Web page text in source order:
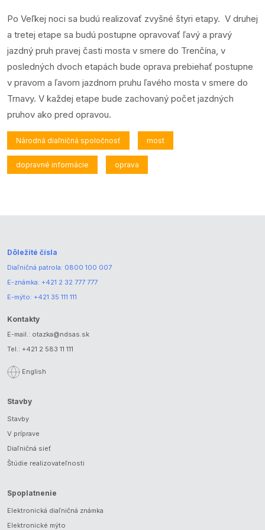
Po Veľkej noci sa budú realizovať zvyšné štyri etapy. V druhej
a tretej etape sa budú postupne opravovať ľavý a pravý
jazdný pruh pravej časti mosta v smere do Trenčína, v
posledných dvoch etapách bude oprava prebiehať postupne
v pravom a ľavom jazdnom pruhu ľavého mosta v smere do
Trnavy. V každej etape bude zachovaný počet jazdných
pruhov ako pred opravou.
Národná diaľničná spoločnosť most
dopravné informácie oprava
Dôležité čísla
Diaľničná patrola: 0800 100 007
E-známka: +421 2 32 777 777
E-mýto: +421 35 111 111
Kontakty
E-mail.: otazka@ndsas.sk
Tel.: +421 2 583 11 111
English
Stavby
Stavby
V príprave
Diaľničná sieť
Štúdie realizovateľnosti
Spoplatnenie
Elektronická diaľničná známka
Elektronické mýto